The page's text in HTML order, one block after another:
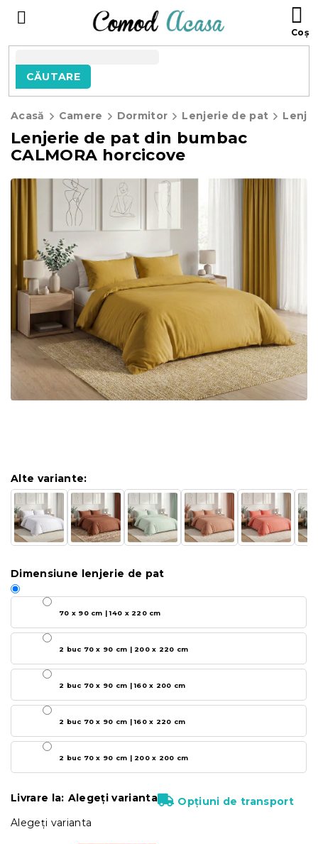
CĂUTARE
Acasă Camere Dormitor Lenjerie de pat
Lenjerie de pat din bumbac
CALMORA horcicove
Alegeţi varianta
Alte variante:
Dimensiune lenjerie de pat
70 x 90 cm | 140 x 220 cm
2 buc 70 x 90 cm | 200 x 220 cm
2 buc 70 x 90 cm | 160 x 200 cm
2 buc 70 x 90 cm | 160 x 220 cm
2 buc 70 x 90 cm | 200 x 200 cm
Livrare la: Alegeţi varianta Opțiuni de transport